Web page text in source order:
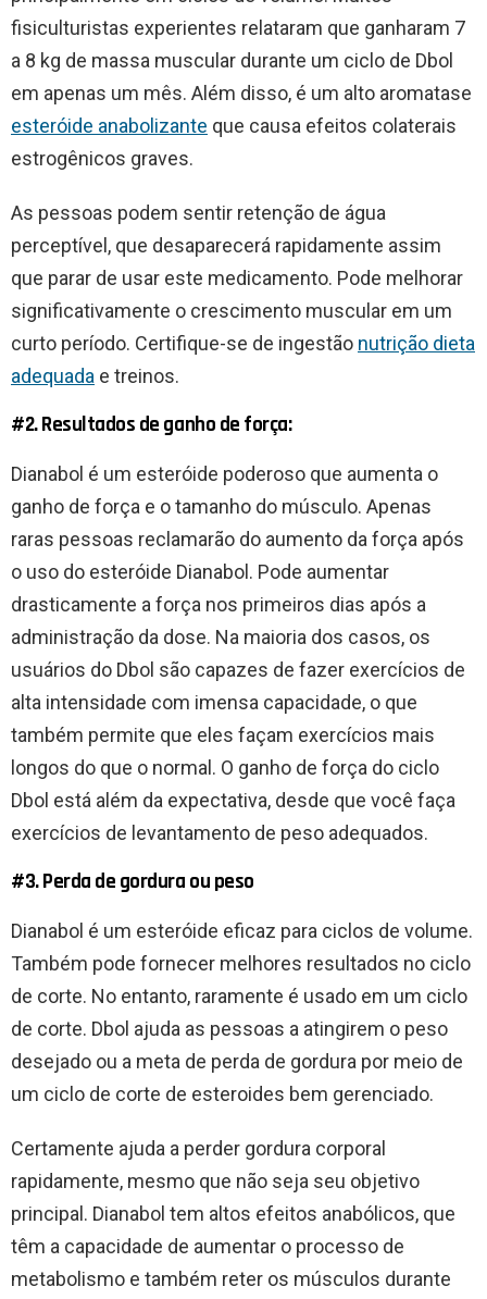
fisiculturistas experientes relataram que ganharam 7
a 8 kg de massa muscular durante um ciclo de Dbol
em apenas um mês. Além disso, é um alto aromatase
esteróide anabolizante que causa efeitos colaterais
estrogênicos graves.
As pessoas podem sentir retenção de água
perceptível, que desaparecerá rapidamente assim
que parar de usar este medicamento. Pode melhorar
significativamente o crescimento muscular em um
curto período. Certifique-se de ingestão nutrição dieta
adequada e treinos.
#2. Resultados de ganho de força:
Dianabol é um esteróide poderoso que aumenta o
ganho de força e o tamanho do músculo. Apenas
raras pessoas reclamarão do aumento da força após
o uso do esteróide Dianabol. Pode aumentar
drasticamente a força nos primeiros dias após a
administração da dose. Na maioria dos casos, os
usuários do Dbol são capazes de fazer exercícios de
alta intensidade com imensa capacidade, o que
também permite que eles façam exercícios mais
longos do que o normal. O ganho de força do ciclo
Dbol está além da expectativa, desde que você faça
exercícios de levantamento de peso adequados.
#3. Perda de gordura ou peso
Dianabol é um esteróide eficaz para ciclos de volume.
Também pode fornecer melhores resultados no ciclo
de corte. No entanto, raramente é usado em um ciclo
de corte. Dbol ajuda as pessoas a atingirem o peso
desejado ou a meta de perda de gordura por meio de
um ciclo de corte de esteroides bem gerenciado.
Certamente ajuda a perder gordura corporal
rapidamente, mesmo que não seja seu objetivo
principal. Dianabol tem altos efeitos anabólicos, que
têm a capacidade de aumentar o processo de
metabolismo e também reter os músculos durante